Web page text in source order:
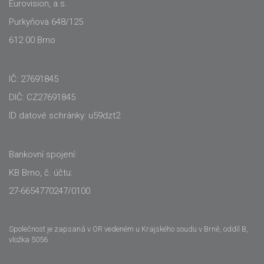
Eurovision, a.s.
Purkyňova 648/125
612 00 Brno
IČ: 27691845
DIČ: CZ27691845
ID datové schránky: u59dzt2
Bankovní spojení:
KB Brno, č. účtu:
27-6654770247/0100
Společnost je zapsaná v OR vedeném u Krajského soudu v Brně, oddíl B,
vložka 5056